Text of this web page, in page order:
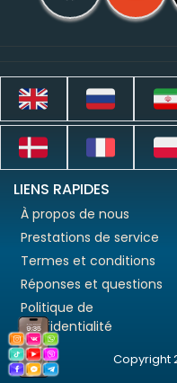
LIENS RAPIDES
À propos de nous
Prestations de service
Termes et conditions
Réponses et questions
Politique de
confidentialité
Copyright